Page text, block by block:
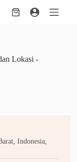
Shopping
Lokasi -
Indonesia,